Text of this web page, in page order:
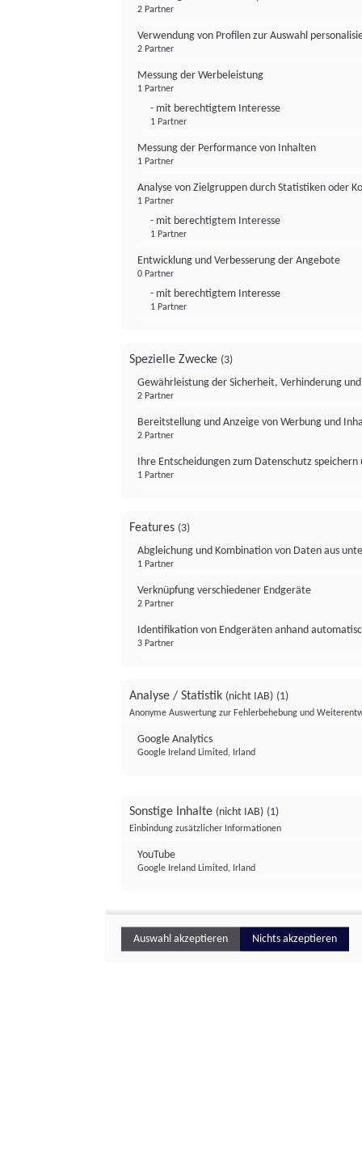
2 Partner
Verwendung von Profilen zur Auswahl
2 Partner
Messung der Werbeleistung
1 Partner
- mit berechtigtem Interesse
1 Partner
Messung der Performance von Inhalten
1 Partner
Analyse von Zielgruppen durch Statistiken oder
1 Partner
- mit berechtigtem Interesse
1 Partner
Entwicklung und Verbesserung der Angebote
0 Partner
- mit berechtigtem Interesse
1 Partner
Spezielle Zwecke (3)
Gewährleistung der Sicherheit, Verhinderung
2 Partner
Bereitstellung und Anzeige von Werbung und
2 Partner
Ihre Entscheidungen zum Datenschutz
1 Partner
Features (3)
Abgleichung und Kombination von Daten aus
1 Partner
Verknüpfung verschiedener Endgeräte
2 Partner
Identifikation von Endgeräten anhand
3 Partner
Analyse / Statistik (nicht IAB) (1)
Anonyme Auswertung zur Fehlerbehebung und
Google Analytics
Google Ireland Limited, Irland
Sonstige Inhalte (nicht IAB) (1)
Einbindung zusätzlicher Informationen
YouTube
Google Ireland Limited, Irland
Auswahl akzeptieren Nichts akzeptieren